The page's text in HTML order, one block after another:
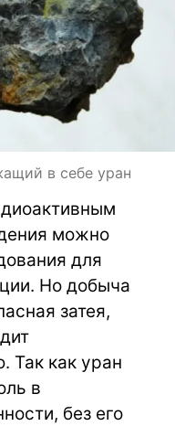
в себе уран
можно
для
Но добыча
затея,
Так как уран
в
без его